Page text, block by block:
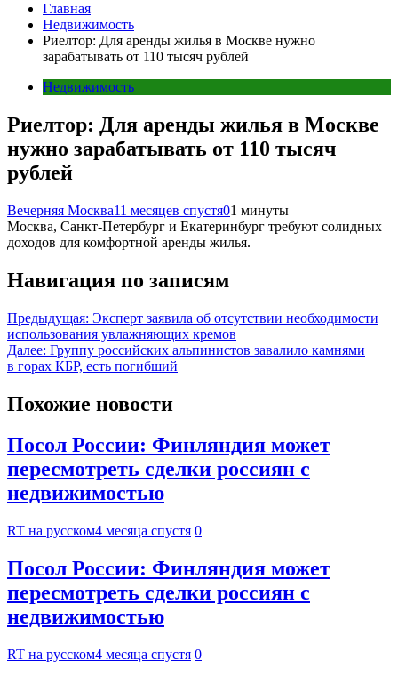
Главная
Недвижимость
Риелтор: Для аренды жилья в Москве нужно
зарабатывать от 110 тысяч рублей
Недвижимость
Риелтор: Для аренды жилья в Москве
нужно зарабатывать от 110 тысяч
рублей
Вечерняя Москва11 месяцев спустя01 минуты
Москва, Санкт-Петербург и Екатеринбург требуют солидных
доходов для комфортной аренды жилья.
Навигация по записям
Предыдущая: Эксперт заявила об отсутствии необходимости
использования увлажняющих кремов
Далее: Группу российских альпинистов завалило камнями
в горах КБР, есть погибший
Похожие новости
Посол России: Финляндия может
пересмотреть сделки россиян с
недвижимостью
RT на русском4 месяца спустя 0
Посол России: Финляндия может
пересмотреть сделки россиян с
недвижимостью
RT на русском4 месяца спустя 0